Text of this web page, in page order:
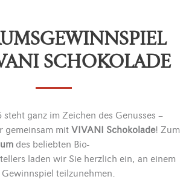
SCHOKOLADE
steht ganz im Zeichen des Genusses –
gemeinsam mit VIVANI Schokolade! Zum
des beliebten Bio-
laden wir Sie herzlich ein, an einem
teilzunehmen.